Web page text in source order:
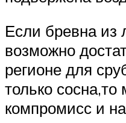
Если бревна из
возможно
регионе для
только
компромисс и